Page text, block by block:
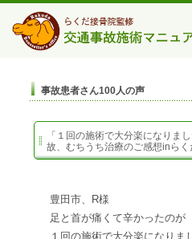
事故患者さん100人の声
「１回の施術で大分楽になりま
故、むちうち治療のご感想inらく
豊田市、 R様
足と首が痛くて辛かったのが
１回の施術で大分楽になりま